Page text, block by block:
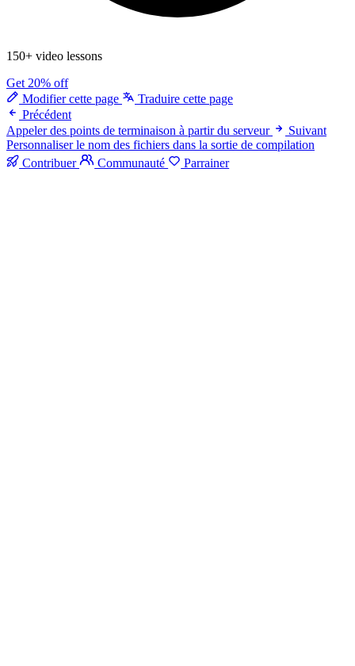
150+ video lessons
Get 20% off
Modifier cette page
Traduire cette page
Précédent
Appeler des points de terminaison à partir du serveur
Suivant
Personnaliser le nom des fichiers dans la sortie de compilation
Contribuer
Communauté Parrainer